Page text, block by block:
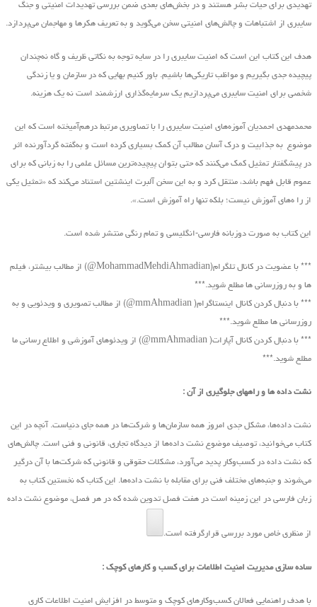
تهدیدی برای حیات بشر هستند و در بخش‌های بعدی ضمن بررسی تهدیدات امنیتی و جنگ
سایبری از اشتباهات و چالش‌های امنیتی سخن می‌گوید و به تعریف هکرها و مهاجمان می‌پردازد.
هدف این کتاب این است که امنیت سایبری را در سایه توجه به نکاتی ظریف و گاه نه‌چندان
پیچیده جدی بگیریم و مواظب تاریکی‌ها باشیم. باور کنیم بهایی که در سازمان و یا زندگی
شخصی برای امنیت سایبری می‌پردازیم یک سرمایه‌گذاری ارزشمند است نه یک هزینه.
محمدمهدی احمدیان آموزه‌های امنیت سایبری را با تصاویری مرتبط درهم‌آمیخته است که این
موضوع به جذابیت و درک آسان مطالب آن کمک بسیاری کرده است و به‌گفته گردآورنده اثر
در پیشگفتار تمثیل کمک می‌کنند که حتی بتوان پیچیده‌ترین مسائل علمی را به زبانی که برای
عموم قابل فهم باشد، منتقل کرد و به این سخن آلبرت اینشتین استناد می‌کند که «تمثیل یکی
از را ه‌های آموزش نیست؛ بلکه تنها راه آموزش است.».
این کتاب به صورت دوزبانه فارسی-انگلیسی و تمام رنگی منتشر شده است.
*** با عضویت در کانال تلگرام(MohammadMehdiAhmadian@) از مطالب بیشتر، فیلم
ها و به روزرسانی ها مطلع شوید.***
*** با دنبال کردن کانال اینستاگرام( mmAhmadian@) از مطالب تصویری و ویدئویی و به
روزرسانی ها مطلع شوید.***
*** با دنبال کردن کانال آپارات( mmAhmadian@) از ویدئوهای آموزشی و اطلاع رسانی ما
مطلع شوید.***
نشت داده ها و راههای جلوگیری از آن :
نشت داده‌ها، مشکل جدی امروز همه سازمان‌ها و شرکت‌ها در همه جای دنیاست. آنچه در این
کتاب ‌می‌خوانید، توصیف موضوع نشت داده‌ها از دیدگاه تجاری، قانونی و فنی است. چالش‌های
که نشت داده در کسب‌و‌کار پدید ‌می‌آورد، مشکلات حقوقی و قانونی که شرکت‌ها با آن درگیر
‌می‌شوند و جنبه‌های مختلف فنی برای مقابله با نشت داده‌ها. این کتاب که نخستین کتاب به
زبان فارسی در این زمینه است در هفت فصل تدوین شده که در هر فصل، موضوع نشت داده
از منظری خاص مورد بررسی قرارگرفته است.
ساده سازی مدیریت امنیت اطلاعات برای کسب و کارهای کوچک :
با هدف راهنمایی فعالان کسب‌وکارهای کوچک و متوسط در افزایش امنیت اطلاعات کاری